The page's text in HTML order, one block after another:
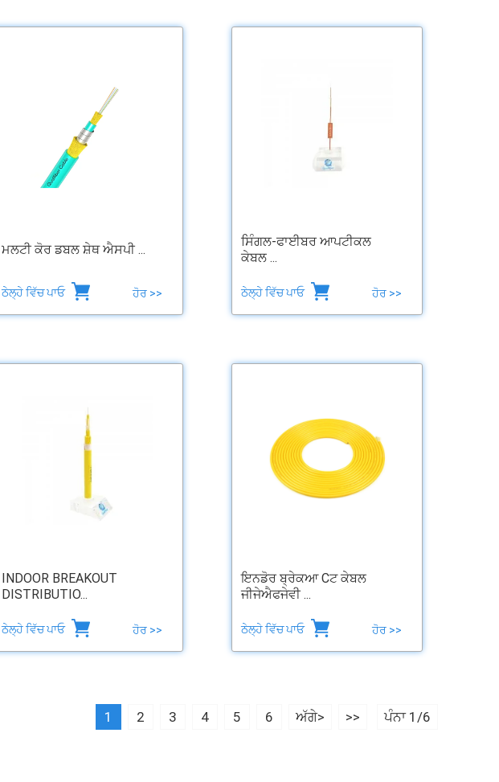
ਮਲਟੀ ਕੋਰ ਡਬਲ ਸ਼ੇਥ ਐਸਪੀ ...
ਠੇਲ੍ਹੇ ਵਿੱਚ ਪਾਓ ਹੋਰ >>
ਸਿੰਗਲ-ਫਾਈਬਰ ਆਪਟੀਕਲ
ਕੇਬਲ ...
ਠੇਲ੍ਹੇ ਵਿੱਚ ਪਾਓ ਹੋਰ >>
INDOOR BREAKOUT
DISTRIBUTIO...
ਠੇਲ੍ਹੇ ਵਿੱਚ ਪਾਓ ਹੋਰ >>
ਇਨਡੋਰ ਬ੍ਰੇਕਆ Cਟ ਕੇਬਲ
ਜੀਜੇਐਫਜੇਵੀ ...
ਠੇਲ੍ਹੇ ਵਿੱਚ ਪਾਓ ਹੋਰ >>
1 2 3 4 5 6 ਅੱਗੇ> >> ਪੰਨਾ 1/6